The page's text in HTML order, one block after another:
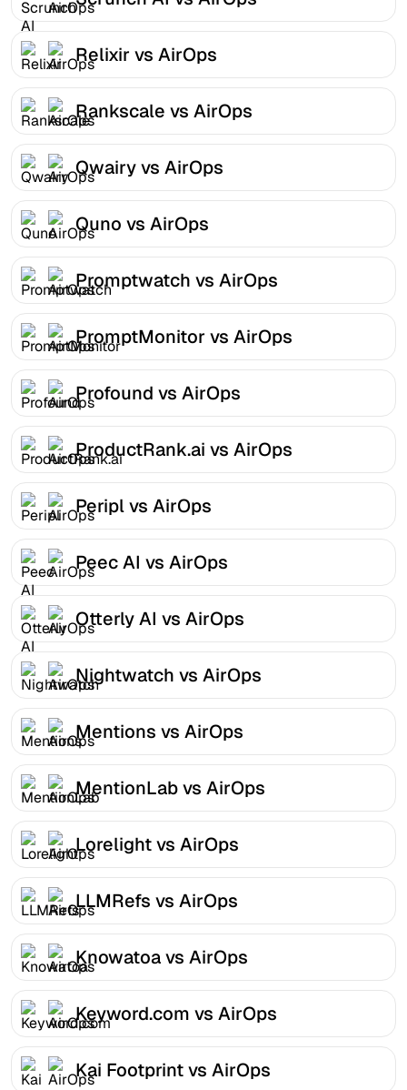
Relixir vs AirOps
Rankscale vs AirOps
Qwairy vs AirOps
Quno vs AirOps
Promptwatch vs AirOps
PromptMonitor vs AirOps
Profound vs AirOps
ProductRank.ai vs AirOps
Peripl vs AirOps
Peec AI vs AirOps
Otterly AI vs AirOps
Nightwatch vs AirOps
Mentions vs AirOps
MentionLab vs AirOps
Lorelight vs AirOps
LLMRefs vs AirOps
Knowatoa vs AirOps
Keyword.com vs AirOps
Kai Footprint vs AirOps